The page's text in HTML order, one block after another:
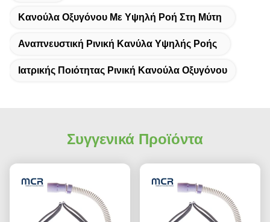
Κανούλα Οξυγόνου Με Υψηλή Ροή Στη Μύτη
Αναπνευστική Ρινική Κανύλα Υψηλής Ροής
Ιατρικής Ποιότητας Ρινική Κανούλα Οξυγόνου
Συγγενικά Προϊόντα